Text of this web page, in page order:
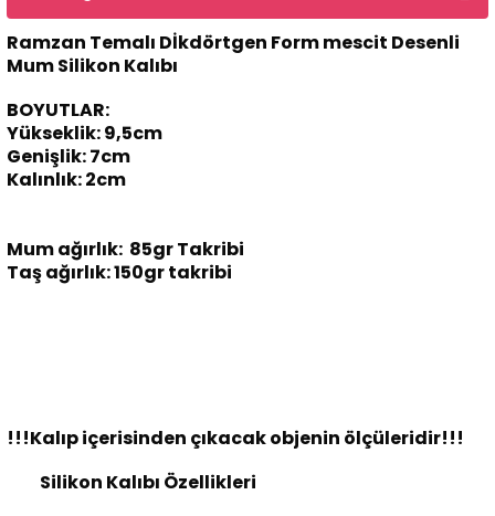
Ramzan Temalı Dİkdörtgen Form mescit Desenli
Mum Silikon Kalıbı
BOYUTLAR:
Yükseklik: 9,5cm
Genişlik: 7cm
Kalınlık: 2cm
Mum ağırlık: 85gr Takribi
Taş ağırlık: 150gr takribi
!!!Kalıp içerisinden çıkacak objenin ölçüleridir!!!
Silikon Kalıbı Özellikleri